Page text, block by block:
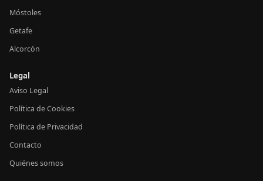
Móstoles
Getafe
Alcorcón
Legal
Aviso Legal
Política de Cookies
Política de Privacidad
Contacto
Quiénes somos